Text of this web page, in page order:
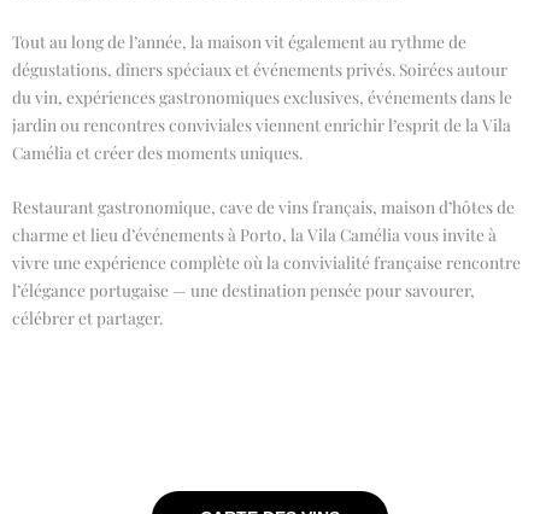
Tout au long de l’année, la maison vit également au rythme de
dégustations, dîners spéciaux et événements privés. Soirées autour
du vin, expériences gastronomiques exclusives, événements dans le
jardin ou rencontres conviviales viennent enrichir l’esprit de la Vila
Camélia et créer des moments uniques.
Restaurant gastronomique, cave de vins français, maison d’hôtes de
charme et lieu d’événements à Porto, la Vila Camélia vous invite à
vivre une expérience complète où la convivialité française rencontre
l’élégance portugaise — une destination pensée pour savourer,
célébrer et partager.